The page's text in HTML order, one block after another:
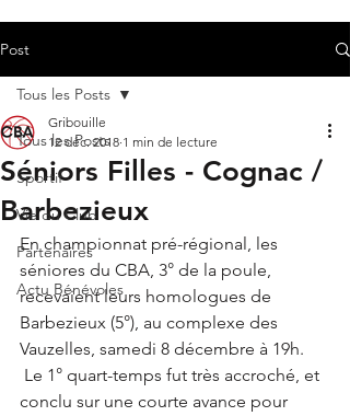
Post
Tous les Posts
Sportif
Vie du Club
Partenaires
Actu Bénévoles
Tous les Posts
Séniors Filles - Cognac /
Barbezieux
Gribouille
12 déc. 2018 1 min de lecture
En championnat pré-régional, les
séniores du CBA, 3° de la poule,
recevaient leurs homologues de
Barbezieux (5°), au complexe des
Vauzelles, samedi 8 décembre à 19h.
conclu sur une courte avance pour